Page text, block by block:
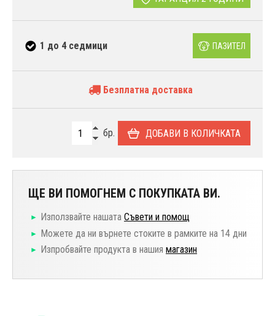
1 до 4 седмици ПАЗИТЕЛ
Безплатна доставка
бр. ДОБАВИ В КОЛИЧКАТА
ЩЕ ВИ ПОМОГНЕМ С ПОКУПКАТА ВИ.
Използвайте нашата Съвети и помощ
Можете да ни върнете стоките в рамките на 14 дни
Изпробвайте продукта в нашия магазин